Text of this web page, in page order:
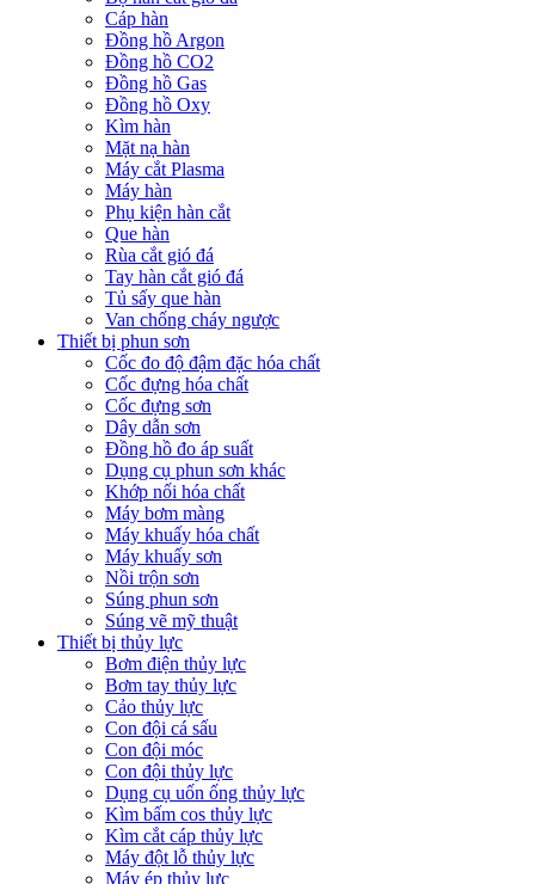
Cáp hàn
Đồng hồ Argon
Đồng hồ CO2
Đồng hồ Gas
Đồng hồ Oxy
Kìm hàn
Mặt nạ hàn
Máy cắt Plasma
Máy hàn
Phụ kiện hàn cắt
Que hàn
Rùa cắt gió đá
Tay hàn cắt gió đá
Tủ sấy que hàn
Van chống cháy ngược
Thiết bị phun sơn
Cốc đo độ đậm đặc hóa chất
Cốc đựng hóa chất
Cốc đựng sơn
Dây dẫn sơn
Đồng hồ đo áp suất
Dụng cụ phun sơn khác
Khớp nối hóa chất
Máy bơm màng
Máy khuấy hóa chất
Máy khuấy sơn
Nồi trộn sơn
Súng phun sơn
Súng vẽ mỹ thuật
Thiết bị thủy lực
Bơm điện thủy lực
Bơm tay thủy lực
Cảo thủy lực
Con đội cá sấu
Con đội móc
Con đội thủy lực
Dụng cụ uốn ống thủy lực
Kìm bấm cos thủy lực
Kìm cắt cáp thủy lực
Máy đột lỗ thủy lực
Máy ép thủy lực